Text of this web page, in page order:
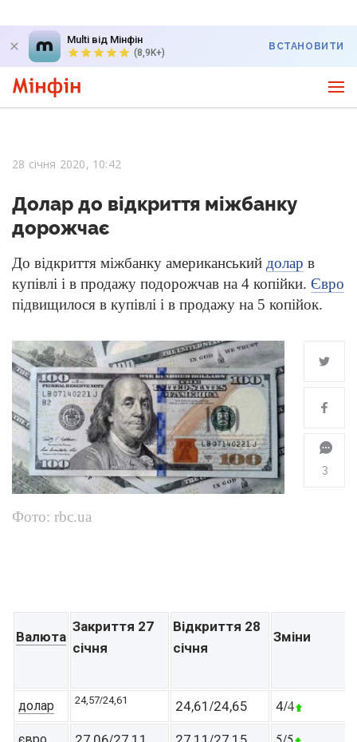
Multi від Мінфін
(8,9K+)
ВСТАНОВИТИ
28 січня 2020, 10:42
Долар до відкриття міжбанку
дорожчає
До відкриття міжбанку американський долар в
купівлі і в продажу подорожчав на 4 копійки. Євро
підвищилося в купівлі і в продажу на 5 копійок.
Фото: rbc.ua
3
Валюта
Закриття 27
січня
Відкриття 28
січня
Зміни
долар 24,57/24,61 24,61/24,65 4/4